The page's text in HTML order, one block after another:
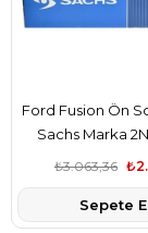
Ford Fusion Ön
Sachs Marka
₺3.063,36
Sepete